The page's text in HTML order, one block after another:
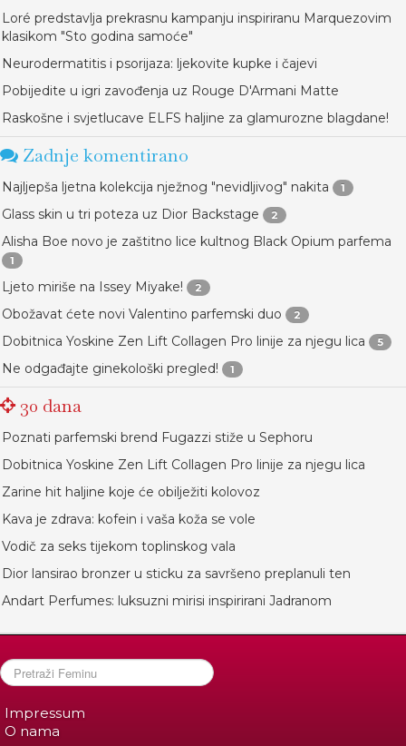
Loré predstavlja prekrasnu kampanju inspiriranu Marquezovim
klasikom "Sto godina samoće"
Neurodermatitis i psorijaza: ljekovite kupke i čajevi
Pobijedite u igri zavođenja uz Rouge D'Armani Matte
Raskošne i svjetlucave ELFS haljine za glamurozne blagdane!
Zadnje komentirano
Najljepša ljetna kolekcija nježnog "nevidljivog" nakita 1
Glass skin u tri poteza uz Dior Backstage 2
Alisha Boe novo je zaštitno lice kultnog Black Opium parfema
1
Ljeto miriše na Issey Miyake! 2
Obožavat ćete novi Valentino parfemski duo 2
Dobitnica Yoskine Zen Lift Collagen Pro linije za njegu lica 5
Ne odgađajte ginekološki pregled! 1
30 dana
Poznati parfemski brend Fugazzi stiže u Sephoru
Dobitnica Yoskine Zen Lift Collagen Pro linije za njegu lica
Zarine hit haljine koje će obilježiti kolovoz
Kava je zdrava: kofein i vaša koža se vole
Vodič za seks tijekom toplinskog vala
Dior lansirao bronzer u sticku za savršeno preplanuli ten
Andart Perfumes: luksuzni mirisi inspirirani Jadranom
Impressum
O nama